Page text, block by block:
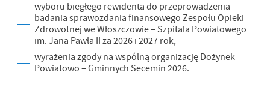
wyboru biegłego rewidenta do przeprowadzenia
badania sprawozdania finansowego Zespołu Opieki
Zdrowotnej we Włoszczowie – Szpitala Powiatowego
im. Jana Pawła II za 2026 i 2027 rok,
wyrażenia zgody na wspólną organizację Dożynek
Powiatowo – Gminnych Secemin 2026.